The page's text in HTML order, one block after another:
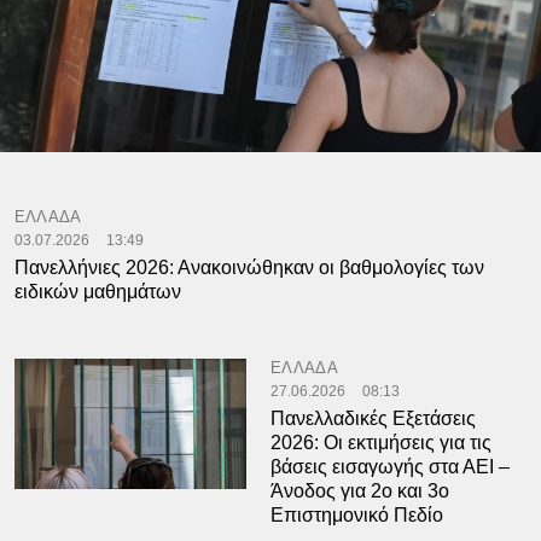
ΕΛΛΑΔΑ
03.07.2026 13:49
Πανελλήνιες 2026: Ανακοινώθηκαν οι βαθμολογίες των
ειδικών μαθημάτων
ΕΛΛΑΔΑ
27.06.2026 08:13
Πανελλαδικές Εξετάσεις
2026: Οι εκτιμήσεις για τις
βάσεις εισαγωγής στα ΑΕΙ –
Άνοδος για 2ο και 3ο
Επιστημονικό Πεδίο